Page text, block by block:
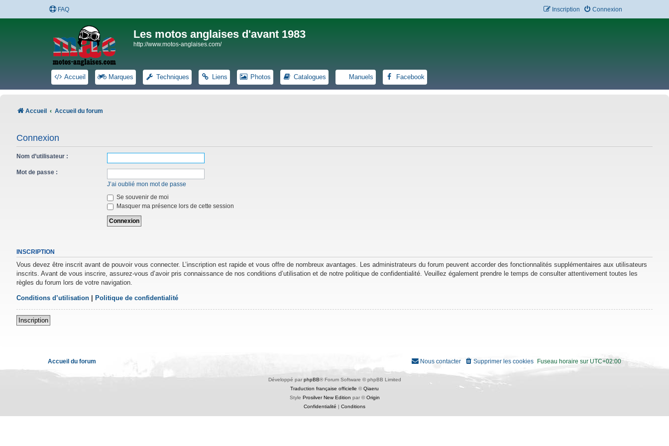
FAQ Connexion
Inscription
Les motos anglaises d'avant 1983
http://www.motos-anglaises.com/
Accueil Marques Techniques Liens Photos Catalogues Manuels Facebook
Accueil Accueil du forum
Connexion
Nom d’utilisateur :
Mot de passe :
J’ai oublié mon mot de passe
Se souvenir de moi
Masquer ma présence lors de cette session
INSCRIPTION
Vous devez être inscrit avant de pouvoir vous connecter. L’inscription est rapide et vous offre de nombreux avantages. Les administrateurs du forum peuvent accorder des fonctionnalités supplémentaires aux utilisateurs
inscrits. Avant de vous inscrire, assurez-vous d’avoir pris connaissance de nos conditions d’utilisation et de notre politique de confidentialité. Veuillez également prendre le temps de consulter attentivement toutes les
règles du forum lors de votre navigation.
Conditions d’utilisation Politique de confidentialité
Inscription
Accueil du forum Fuseau horaire sur UTC+02:00
Supprimer les cookies
Nous contacter
Développé par phpBB® Forum Software © phpBB Limited
Traduction française officielle ©Qiaeru
Style Prosilver New Edition par ©Origin
Confidentialité
Conditions